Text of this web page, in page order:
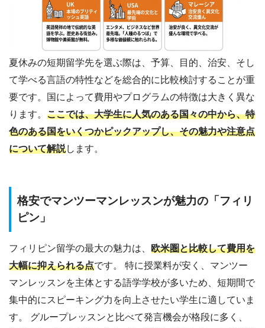
夏休みの短期留学先を選ぶ際は、予算、目的、治安、そし
て学べる言語の特性などを総合的に比較検討することが重
要です。国によって費用やプログラムの特徴は大きく異な
ります。 ここでは、大学生に人気のある国々の中から、特
色のある国をいくつかピックアップし、その魅力や注意点
について解説します。
格安でマンツーマンレッスンが魅力の「フィリ
ピン」
フィリピン留学の最大の魅力は、 欧米圏と比較して費用を
大幅に抑えられる点です。 特に授業料が安く、マンツー
マンレッスンを主体とする語学学校が多いため、短期間で
集中的にスピーキング力を向上させたい学生に適していま
す。 グループレッスンと比べて発言機会が格段に多く、